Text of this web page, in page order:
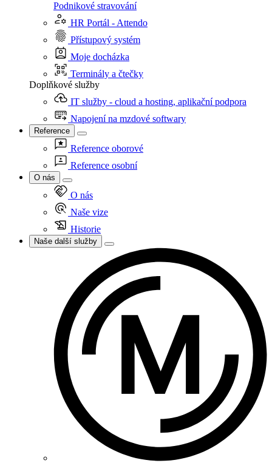
Podnikové stravování
HR Portál - Attendo
Přístupový systém
Moje docházka
Terminály a čtečky
Doplňkové služby
IT služby - cloud a hosting, aplikační podpora
Napojení na mzdové softwary
Reference
Reference oborové
Reference osobní
O nás
O nás
Naše vize
Historie
Naše další služby